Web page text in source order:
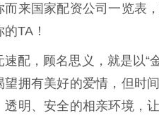
而来国家配资公司一览表
TA！
速配，顾名思义，就是以“
望拥有美好的爱情，但时
透明、安全的相亲环境，